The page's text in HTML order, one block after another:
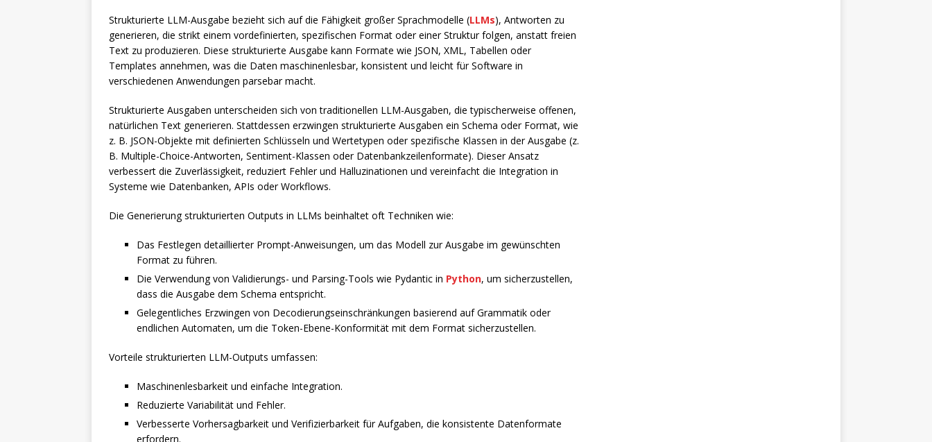
Strukturierte LLM-Ausgabe bezieht sich auf die Fähigkeit großer Sprachmodelle (LLMs), Antworten zu
generieren, die strikt einem vordefinierten, spezifischen Format oder einer Struktur folgen, anstatt freien
Text zu produzieren. Diese strukturierte Ausgabe kann Formate wie JSON, XML, Tabellen oder
Templates annehmen, was die Daten maschinenlesbar, konsistent und leicht für Software in
verschiedenen Anwendungen parsebar macht.
Strukturierte Ausgaben unterscheiden sich von traditionellen LLM-Ausgaben, die typischerweise offenen,
natürlichen Text generieren. Stattdessen erzwingen strukturierte Ausgaben ein Schema oder Format, wie
z. B. JSON-Objekte mit definierten Schlüsseln und Wertetypen oder spezifische Klassen in der Ausgabe (z.
B. Multiple-Choice-Antworten, Sentiment-Klassen oder Datenbankzeilenformate). Dieser Ansatz
verbessert die Zuverlässigkeit, reduziert Fehler und Halluzinationen und vereinfacht die Integration in
Systeme wie Datenbanken, APIs oder Workflows.
Die Generierung strukturierten Outputs in LLMs beinhaltet oft Techniken wie:
Das Festlegen detaillierter Prompt-Anweisungen, um das Modell zur Ausgabe im gewünschten
Format zu führen.
Die Verwendung von Validierungs- und Parsing-Tools wie Pydantic in Python, um sicherzustellen,
dass die Ausgabe dem Schema entspricht.
Gelegentliches Erzwingen von Decodierungseinschränkungen basierend auf Grammatik oder
endlichen Automaten, um die Token-Ebene-Konformität mit dem Format sicherzustellen.
Vorteile strukturierten LLM-Outputs umfassen:
Maschinenlesbarkeit und einfache Integration.
Reduzierte Variabilität und Fehler.
Verbesserte Vorhersagbarkeit und Verifizierbarkeit für Aufgaben, die konsistente Datenformate
erfordern.